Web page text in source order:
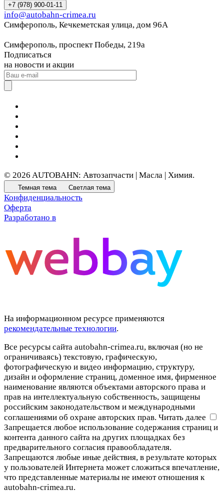
+7 (978) 900-01-11
info@autobahn-crimea.ru
Симферополь, Кечкеметская улица, дом 96А
Симферополь, проспект Победы, 219а
Подписаться
на новости и акции
© 2026 AUTOBAHN: Автозапчасти | Масла | Химия.
Темная тема Светлая тема
Конфиденциальность
Оферта
Разработано в
На информационном ресурсе применяются
рекомендательные технологии.
Все ресурсы сайта autobahn-crimea.ru, включая (но не
ограничиваясь) текстовую, графическую,
фотографическую и видео информацию, структуру,
дизайн и оформление страниц, доменное имя, фирменное
наименование являются объектами авторского права и
прав на интеллектуальную собственность, защищены
российским законодательством и международными
соглашениями об охране авторских прав. Читать далее
Запрещается любое использование содержания страниц и
контента данного сайта на других площадках без
предварительного согласия правообладателя.
Запрещаются любые иные действия, в результате которых
у пользователей Интернета может сложиться впечатление,
что представленные материалы не имеют отношения к
autobahn-crimea.ru.